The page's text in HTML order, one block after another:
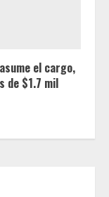
el cargo,
de $1.7 mil